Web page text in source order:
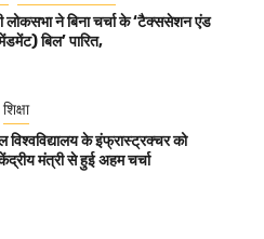
लोकसभा ने बिना चर्चा के ‘टैक्ससेशन एंड
बिल’ पारित,
शिक्षा
विश्वविद्यालय के इंफ्रास्ट्रक्चर को
मंत्री से हुई अहम चर्चा